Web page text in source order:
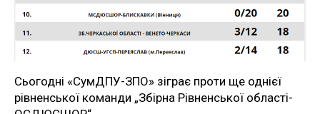
Сьогодні «СумДПУ-ЗПО» зіграє проти ще однієї
рівненської команди „Збірна Рівненської області-